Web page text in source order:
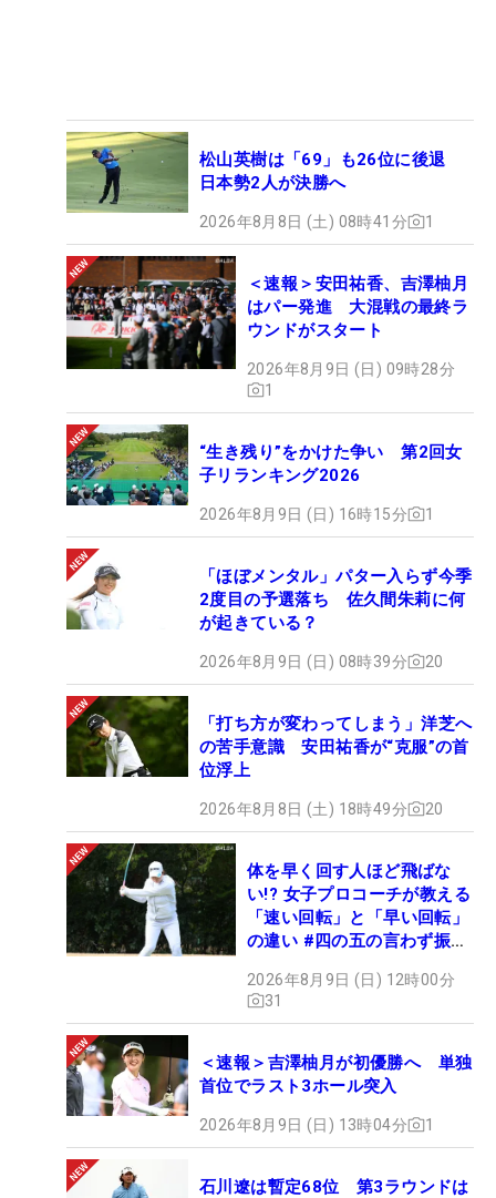
松山英樹は「69」も26位に後退
日本勢2人が決勝へ
2026年8月8日 (土) 08時41分 1
＜速報＞安田祐香、吉澤柚月
はパー発進 大混戦の最終ラ
ウンドがスタート
2026年8月9日 (日) 09時28分
1
“生き残り”をかけた争い 第2回女
子リランキング2026
2026年8月9日 (日) 16時15分 1
「ほぼメンタル」パター入らず今季
2度目の予選落ち 佐久間朱莉に何
が起きている？
2026年8月9日 (日) 08時39分 20
「打ち方が変わってしまう」洋芝へ
の苦手意識 安田祐香が“克服”の首
位浮上
2026年8月8日 (土) 18時49分 20
体を早く回す人ほど飛ばな
い!? 女子プロコーチが教える
「速い回転」と「早い回転」
の違い #四の五の言わず振り
2026年8月9日 (日) 12時00分
31
＜速報＞吉澤柚月が初優勝へ 単独
首位でラスト3ホール突入
2026年8月9日 (日) 13時04分 1
石川遼は暫定68位 第3ラウンドは